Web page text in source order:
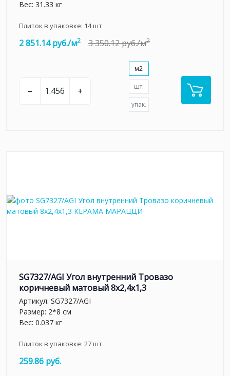
Вес: 31.33 кг
Плиток в упаковке: 14шт
2 851.14 руб./м2 3 350.12 руб./м2
– +
м2
шт.
упак.
SG7327/AGI Угол внутренний Тровазо
коричневый матовый 8x2,4x1,3
Артикул: SG7327/AGI
Размер: 2*8 см
Вес: 0.037 кг
Плиток в упаковке: 27шт
259.86 руб.